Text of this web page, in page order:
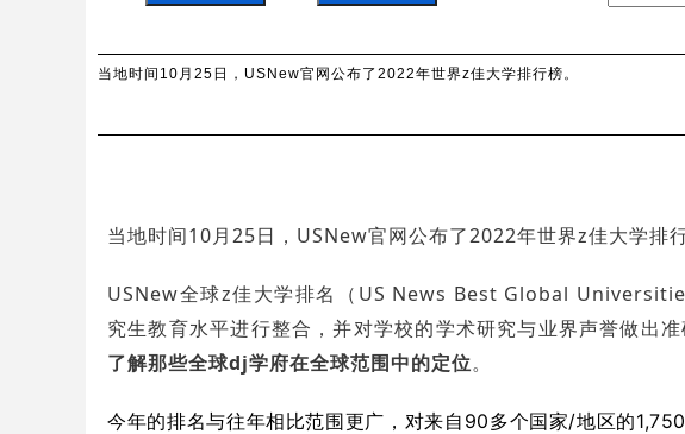
当地时间10月25日，USNew官网公布了2022年世界z佳大学排行榜。
当地时间10月25日，USNew官网公布了2022年世界z佳大学排行
USNew全球z佳大学排名（US News Best Global
究生教育水平进行整合，并对学校的学术研究与业界声誉做出
了解那些全球dj学府在全球范围中的定位。
今年的排名与往年相比范围更广，对来自90多个国家/地区的